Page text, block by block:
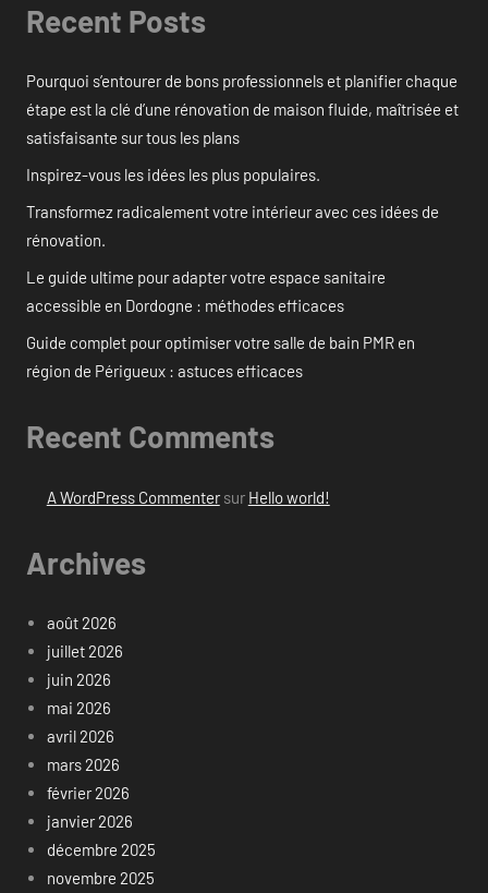
Recent Posts
Pourquoi s’entourer de bons professionnels et planifier chaque
étape est la clé d’une rénovation de maison fluide, maîtrisée et
satisfaisante sur tous les plans
Inspirez-vous les idées les plus populaires.
Transformez radicalement votre intérieur avec ces idées de
rénovation.
Le guide ultime pour adapter votre espace sanitaire
accessible en Dordogne : méthodes efficaces
Guide complet pour optimiser votre salle de bain PMR en
région de Périgueux : astuces efficaces
Recent Comments
A WordPress Commentersur Hello world!
Archives
août 2026
juillet 2026
juin 2026
mai 2026
avril 2026
mars 2026
février 2026
janvier 2026
décembre 2025
novembre 2025